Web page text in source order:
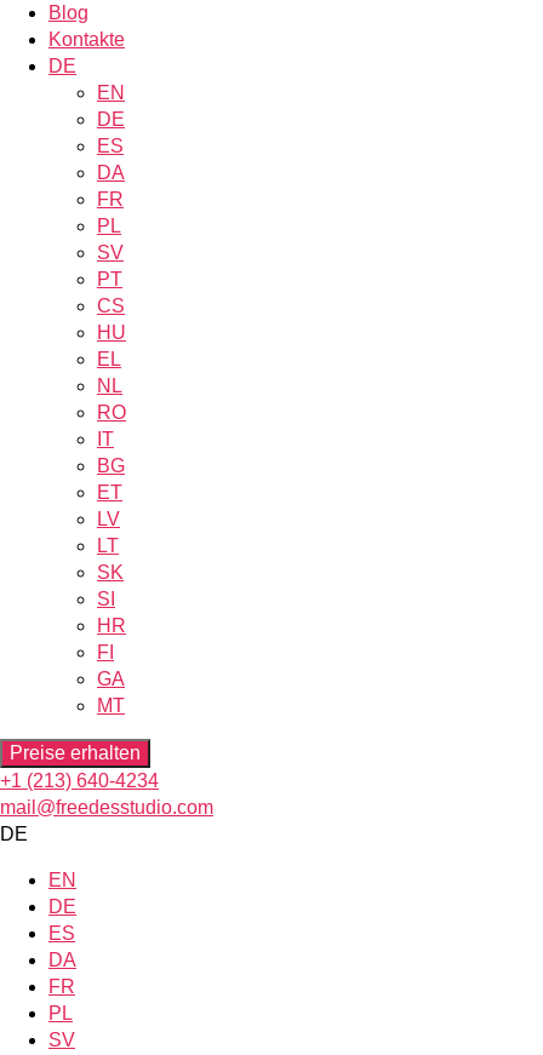
Blog
Kontakte
DE
EN
DE
ES
DA
FR
PL
SV
PT
CS
HU
EL
NL
RO
IT
BG
ET
LV
LT
SK
SI
HR
FI
GA
MT
Preise erhalten
+1 (213) 640-4234
mail@freedesstudio.com
DE
EN
DE
ES
DA
FR
PL
SV